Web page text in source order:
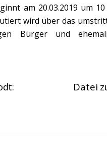
am 20.03.2019 um
wird über das
Bürger und
Datei